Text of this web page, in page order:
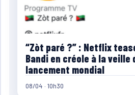
“Zòt paré ?” : Netflix
Bandi en créole à la veille
lancement mondial
08/04 · 10h30